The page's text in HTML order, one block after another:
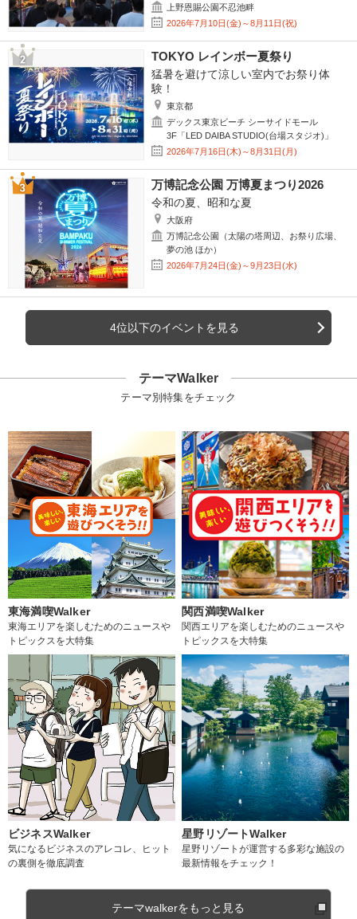
上野恩賜公園不忍池畔
2026年7月10日(金)～8月11日(祝)
TOKYO レインボー夏祭り
猛暑を避けて涼しい室内でお祭り体
験！
東京都
デックス東京ビーチ シーサイドモール
3F「LED DAIBA STUDIO(台場スタジオ)」
2026年7月16日(木)～8月31日(月)
万博記念公園 万博夏まつり2026
令和の夏、昭和な夏
大阪府
万博記念公園（太陽の塔周辺、お祭り広場、
夢の池 ほか）
2026年7月24日(金)～9月23日(水)
4位以下のイベントを見る
テーマWalker
テーマ別特集をチェック
東海満喫Walker
東海エリアを楽しむためのニュースや
トピックスを大特集
関西満喫Walker
関西エリアを楽しむためのニュースや
トピックスを大特集
ビジネスWalker
気になるビジネスのアレコレ、ヒット
の裏側を徹底調査
星野リゾートWalker
星野リゾートが運営する多彩な施設の
最新情報をチェック！
テーマwalkerをもっと見る